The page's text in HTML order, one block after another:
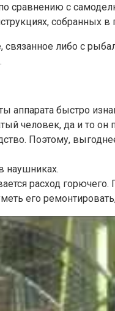
сравнению с
собранных в
либо с
быстро
человек, да и то
Поэтому,
наушниках.
расход
его